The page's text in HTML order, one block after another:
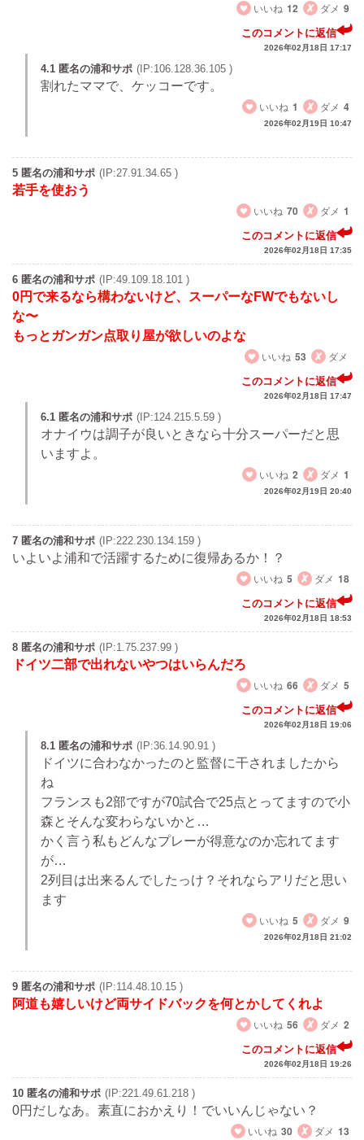
いいね 12 ダメ 9
このコメントに返信
2026年02月18日 17:17
4.1 匿名の浦和サポ (IP:106.128.36.105 )
割れたママで、ケッコーです。
いいね 1 ダメ 4
2026年02月19日 10:47
5 匿名の浦和サポ (IP:27.91.34.65 )
若手を使おう
いいね 70 ダメ 1
このコメントに返信
2026年02月18日 17:35
6 匿名の浦和サポ (IP:49.109.18.101 )
0円で来るなら構わないけど、スーパーなFWでもないし
な〜
もっとガンガン点取り屋が欲しいのよな
いいね 53 ダメ
このコメントに返信
2026年02月18日 17:47
6.1 匿名の浦和サポ (IP:124.215.5.59 )
オナイウは調子が良いときなら十分スーパーだと思
いますよ。
いいね 2 ダメ 1
2026年02月19日 20:40
7 匿名の浦和サポ (IP:222.230.134.159 )
いよいよ浦和で活躍するために復帰あるか！？
いいね 5 ダメ 18
このコメントに返信
2026年02月18日 18:53
8 匿名の浦和サポ (IP:1.75.237.99 )
ドイツ二部で出れないやつはいらんだろ
いいね 66 ダメ 5
このコメントに返信
2026年02月18日 19:06
8.1 匿名の浦和サポ (IP:36.14.90.91 )
ドイツに合わなかったのと監督に干されましたから
ね
フランスも2部ですが70試合で25点とってますので小
森とそんな変わらないかと…
かく言う私もどんなプレーが得意なのか忘れてます
が…
2列目は出来るんでしたっけ？それならアリだと思い
ます
いいね 5 ダメ 9
2026年02月18日 21:02
9 匿名の浦和サポ (IP:114.48.10.15 )
阿道も嬉しいけど両サイドバックを何とかしてくれよ
いいね 56 ダメ 2
このコメントに返信
2026年02月18日 19:26
10 匿名の浦和サポ (IP:221.49.61.218 )
0円だしなあ。素直におかえり！でいいんじゃない？
いいね 30 ダメ 13